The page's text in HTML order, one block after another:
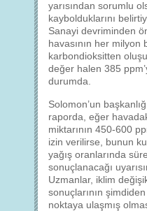
yarısından sorumlu
kaybolduklarını
Sanayi devriminden
havasının her milyon
karbondioksitten
değer halen 385
durumda.
Solomon’un
raporda, eğer
miktarının 450-600
izin verilirse, bunun
yağış oranlarında
sonuçlanacağı
Uzmanlar, iklim
sonuçlarının
noktaya ulaşmış